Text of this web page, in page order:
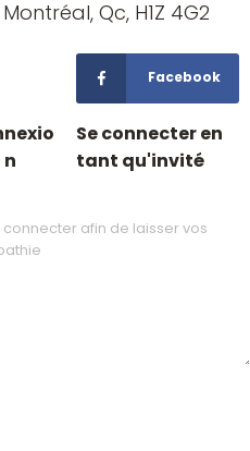
Qc, H1Z 4G2
Facebook
n
Se connecter en
tant qu'invité